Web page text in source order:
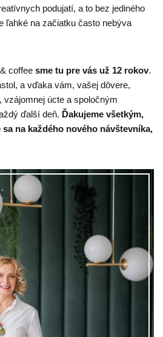
podujatí, a to bez jediného
ľahké na začiatku často nebýva
coffee sme tu pre vás už 12 rokov.
a vďaka vám, vašej dôvere,
úcte a spoločným
ďalší deň. Ďakujeme všetkým,
na každého nového návštevníka,